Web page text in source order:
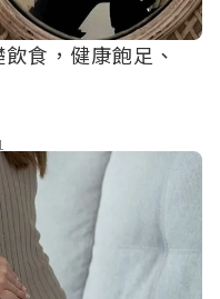
食，健康飽足、